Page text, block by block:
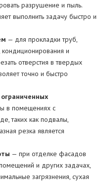
разрушение и пыль.
выполнить задачу быстро и
— для прокладки труб,
кондиционирования и
отверстия в твердых
точно и быстро
в помещениях с
таких как подвалы,
резка является
— при отделке фасадов
и других задачах,
загрязнения, сухая